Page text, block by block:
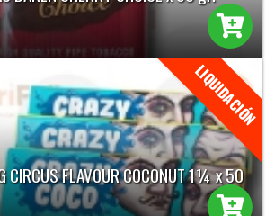
CIRCUS FLAVOUR COCONUT 1¼ x 50